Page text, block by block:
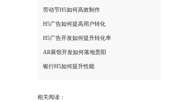
劳动节H5如何高效制作
H5广告如何提高用户转化
H5广告开发如何提升转化率
AR展馆开发如何落地贵阳
银行H5如何提升性能
相关阅读：